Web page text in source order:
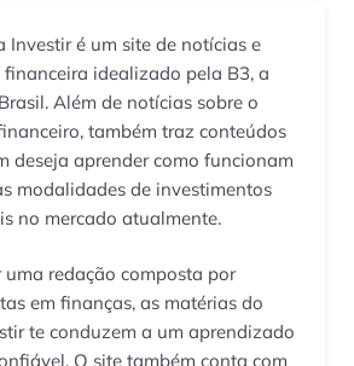
Investir é um site de notícias e
financeira idealizado pela B3, a
Além de notícias sobre o
também traz conteúdos
deseja aprender como funcionam
modalidades de investimentos
no mercado atualmente.
uma redação composta por
em finanças, as matérias do
te conduzem a um aprendizado
O site também conta com